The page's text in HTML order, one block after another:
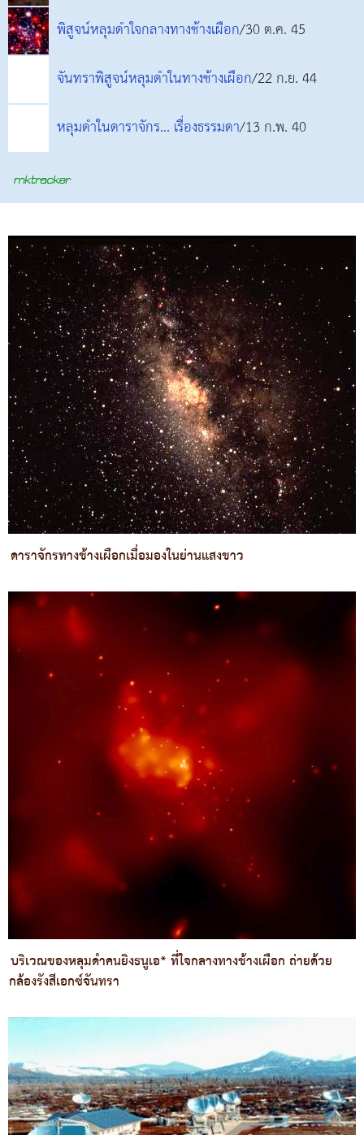
พิสูจน์หลุมดำใจกลางทางช้างเผือก/30 ต.ค. 45
จันทราพิสูจน์หลุมดำในทางช้างเผือก/22 ก.ย. 44
หลุมดำในดาราจักร... เรื่องธรรมดา/13 ก.พ. 40
ดาราจักรทางช้างเผือกเมื่อมองในย่านแสงขาว
บริเวณของหลุมดำคนยิงธนูเอ* ที่ใจกลางทางช้างเผือก ถ่ายด้วย
กล้องรังสีเอกซ์จันทรา